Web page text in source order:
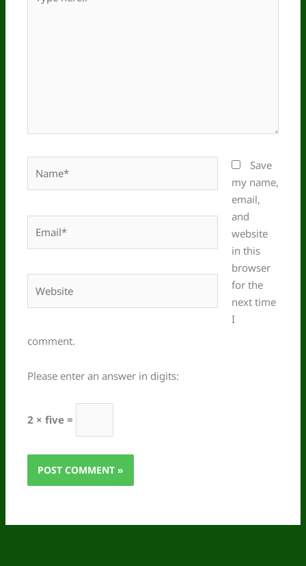
here..
Save
my name,
email,
and
website
in this
browser
for the
next time
I
comment.
Please enter an answer in digits:
2 × five =